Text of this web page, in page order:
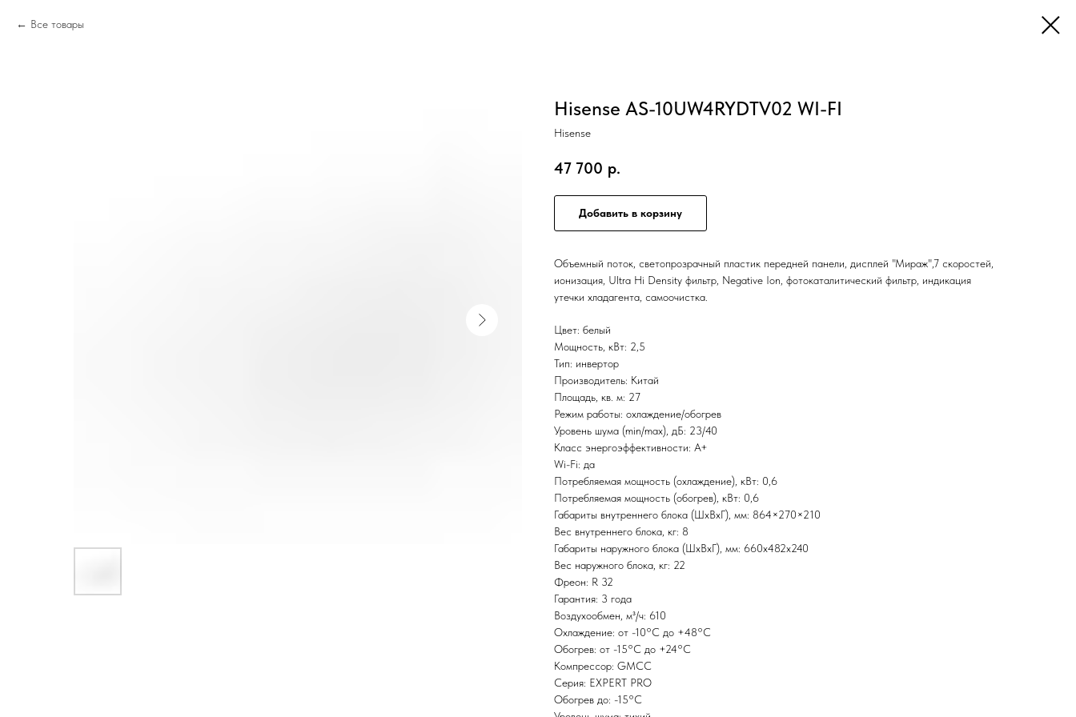
Все товары
Hisense AS-10UW4RYDTV02 WI-FI
Hisense
47 700 р.
Добавить в корзину
Объемный поток, светопрозрачный пластик передней панели, дисплей "Мираж",7 скоростей,
ионизация, Ultra Hi Density фильтр, Negative Ion, фотокаталитический фильтр, индикация
утечки хладагента, самоочистка.
Цвет: белый
Мощность, кВт: 2,5
Тип: инвертор
Производитель: Китай
Площадь, кв. м: 27
Режим работы: охлаждение/обогрев
Уровень шума (min/max), дБ: 23/40
Класс энергоэффективности: А+
Wi-Fi: да
Потребляемая мощность (охлаждение), кВт: 0,6
Потребляемая мощность (обогрев), кВт: 0,6
Габариты внутреннего блока (ШxВxГ), мм: 864×270×210
Вес внутреннего блока, кг: 8
Габариты наружного блока (ШxВxГ), мм: 660x482x240
Вес наружного блока, кг: 22
Фреон: R 32
Гарантия: 3 года
Воздухообмен, м³/ч: 610
Охлаждение: от -10°С до +48°С
Обогрев: от -15°С до +24°С
Компрессор: GMCC
Серия: EXPERT PRO
Обогрев до: -15°С